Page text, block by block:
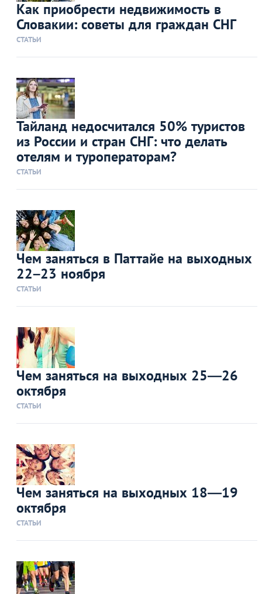
Как приобрести недвижимость в
Словакии: советы для граждан СНГ
СТАТЬИ
Тайланд недосчитался 50% туристов
из России и стран СНГ: что делать
отелям и туроператорам?
СТАТЬИ
Чем заняться в Паттайе на выходных
22–23 ноября
СТАТЬИ
Чем заняться на выходных 25—26
октября
СТАТЬИ
Чем заняться на выходных 18—19
октября
СТАТЬИ